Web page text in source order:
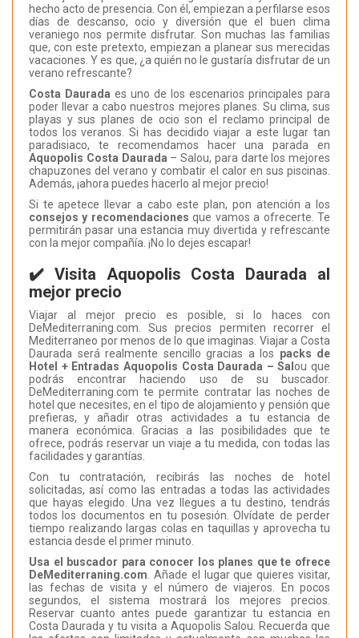
hecho acto de presencia. Con él, empiezan a perfilarse esos
días de descanso, ocio y diversión que el buen clima
veraniego nos permite disfrutar. Son muchas las familias
que, con este pretexto, empiezan a planear sus merecidas
vacaciones. Y es que, ¿a quién no le gustaría disfrutar de un
verano refrescante?
Costa Daurada es uno de los escenarios principales para
poder llevar a cabo nuestros mejores planes. Su clima, sus
playas y sus planes de ocio son el reclamo principal de
todos los veranos. Si has decidido viajar a este lugar tan
paradisiaco, te recomendamos hacer una parada en
Aquopolis Costa Daurada – Salou, para darte los mejores
chapuzones del verano y combatir el calor en sus piscinas.
Además, ¡ahora puedes hacerlo al mejor precio!
Si te apetece llevar a cabo este plan, pon atención a los
consejos y recomendaciones que vamos a ofrecerte. Te
permitirán pasar una estancia muy divertida y refrescante
con la mejor compañía. ¡No lo dejes escapar!
✔️ Visita Aquopolis Costa Daurada al
mejor precio
Viajar al mejor precio es posible, si lo haces con
DeMediterraning.com. Sus precios permiten recorrer el
Mediterraneo por menos de lo que imaginas. Viajar a Costa
Daurada será realmente sencillo gracias a los packs de
Hotel + Entradas Aquopolis Costa Daurada – Salou que
podrás encontrar haciendo uso de su buscador.
DeMediterraning.com te permite contratar las noches de
hotel que necesites, en el tipo de alojamiento y pensión que
prefieras, y añadir otras actividades a tu estancia de
manera económica. Gracias a las posibilidades que te
ofrece, podrás reservar un viaje a tu medida, con todas las
facilidades y garantías.
Con tu contratación, recibirás las noches de hotel
solicitadas, así como las entradas a todas las actividades
que hayas elegido. Una vez llegues a tu destino, tendrás
todos los documentos en tu posesión. Olvídate de perder
tiempo realizando largas colas en taquillas y aprovecha tu
estancia desde el primer minuto.
Usa el buscador para conocer los planes que te ofrece
DeMediterraning.com. Añade el lugar que quieres visitar,
las fechas de visita y el número de viajeros. En pocos
segundos, el sistema mostrará los mejores precios.
Reservar cuanto antes puede garantizar tu estancia en
Costa Daurada y tu visita a Aquopolis Salou. Recuerda que